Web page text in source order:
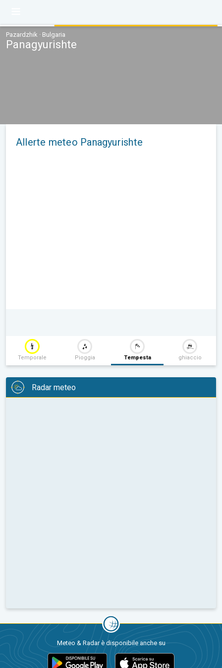
Pazardzhik · Bulgaria
Panagyurishte
Allerte meteo Panagyurishte
Temporale Pioggia Tempesta ghiaccio
Radar meteo
Meteo & Radar è disponibile anche su